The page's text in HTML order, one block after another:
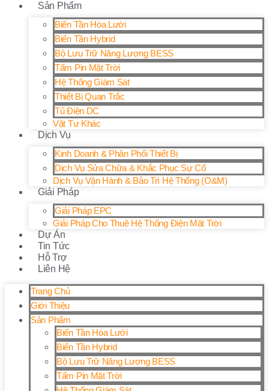
Sản Phẩm
Biến Tần Hòa Lưới
Biến Tần Hybrid
Bộ Lưu Trữ Năng Lượng BESS
Tấm Pin Mặt Trời
Hệ Thống Giám Sát
Thiết Bị Quan Trắc
Tủ Điện DC
Vật Tư Khác
Dịch Vụ
Kinh Doanh & Phân Phối Thiết Bị
Dịch Vụ Sửa Chữa & Khắc Phục Sự Cố
Dịch Vụ Vận Hành & Bảo Trì Hệ Thống (O&M)
Giải Pháp
Giải Pháp EPC
Giải Pháp Cho Thuê Hệ Thống Điện Mặt Trời
Dự Án
Tin Tức
Hỗ Trợ
Liên Hệ
Trang Chủ
Giới Thiệu
Sản Phẩm
Biến Tần Hòa Lưới
Biến Tần Hybrid
Bộ Lưu Trữ Năng Lượng BESS
Tấm Pin Mặt Trời